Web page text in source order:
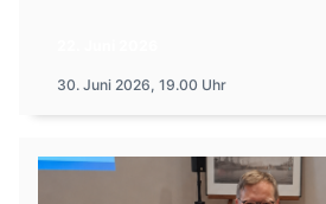
30. Juni 2026, 19.00 Uhr